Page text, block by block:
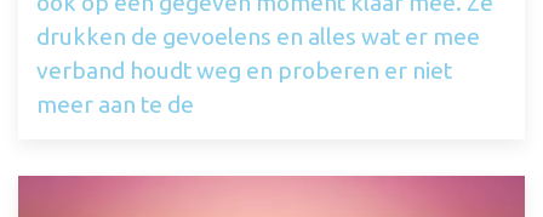
drukken de gevoelens en alles wat er mee
verband houdt weg en proberen er niet
meer aan te de